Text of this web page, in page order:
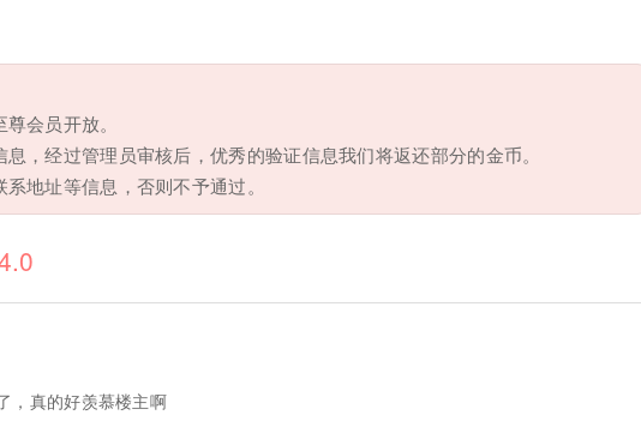
会员开放。
，经过管理员审核后，优秀的验证信息我们将返还部分的金币。
地址等信息，否则不予通过。
，真的好羡慕楼主啊